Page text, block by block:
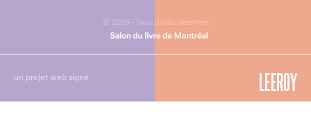
© 2026 - Tous droits réservés
un projet web signé